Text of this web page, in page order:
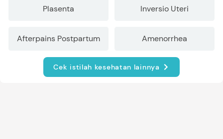
Plasenta Inversio Uteri
Afterpains Postpartum Amenorrhea
Cek istilah kesehatan lainnya